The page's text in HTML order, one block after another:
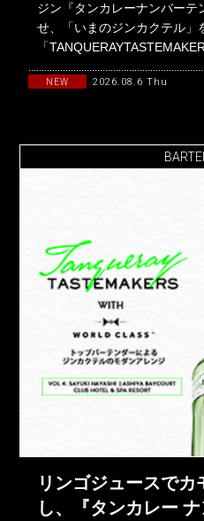
ジン『タンカレーナンバーテ
せ、「いまのジンカクテル」
「
NEW 2026.08.6 Thu
リンゴジュースでカ
し、『タンカレー